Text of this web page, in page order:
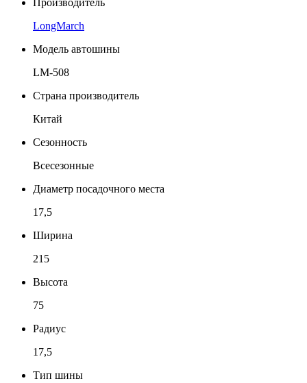
LongMarch
Модель автошины
LM-508
Страна производитель
Китай
Сезонность
Всесезонные
Диаметр посадочного места
17,5
Ширина
215
Высота
75
Радиус
17,5
Тип шины